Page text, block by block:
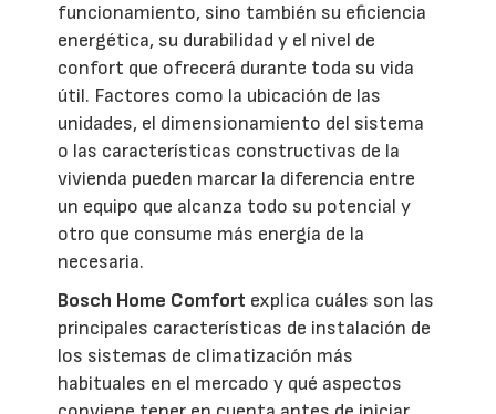
funcionamiento, sino también su eficiencia
energética, su durabilidad y el nivel de
confort que ofrecerá durante toda su vida
útil. Factores como la ubicación de las
unidades, el dimensionamiento del sistema
o las características constructivas de la
vivienda pueden marcar la diferencia entre
un equipo que alcanza todo su potencial y
otro que consume más energía de la
necesaria.
Bosch Home Comfort explica cuáles son las
principales características de instalación de
los sistemas de climatización más
habituales en el mercado y qué aspectos